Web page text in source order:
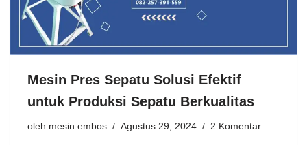
Mesin Pres Sepatu Solusi Efektif
untuk Produksi Sepatu Berkualitas
oleh mesin embos Agustus 29, 2024 2 Komentar